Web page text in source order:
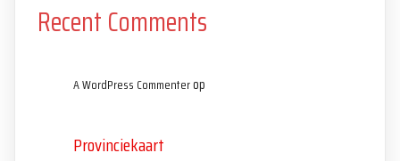
Recent Comments
A WordPress Commenterop
Provinciekaart